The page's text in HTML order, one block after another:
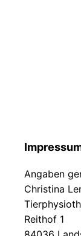
Angaben
Christina
Reithof 1